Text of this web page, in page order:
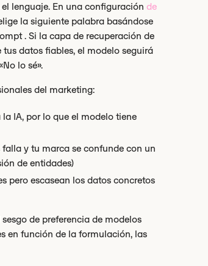
lenguaje. En una configuración de
la siguiente palabra basándose
. Si la capa de recuperación de
datos fiables, el modelo seguirá
lo sé».
del marketing:
IA, por lo que el modelo tiene
y tu marca se confunde con un
de entidades)
pero escasean los datos concretos
de preferencia de modelos
en función de la formulación, las